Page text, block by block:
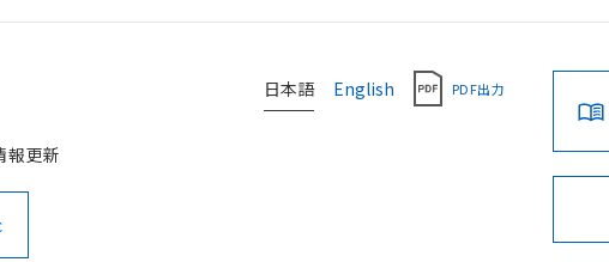
日本語 English PDF出力
報更新